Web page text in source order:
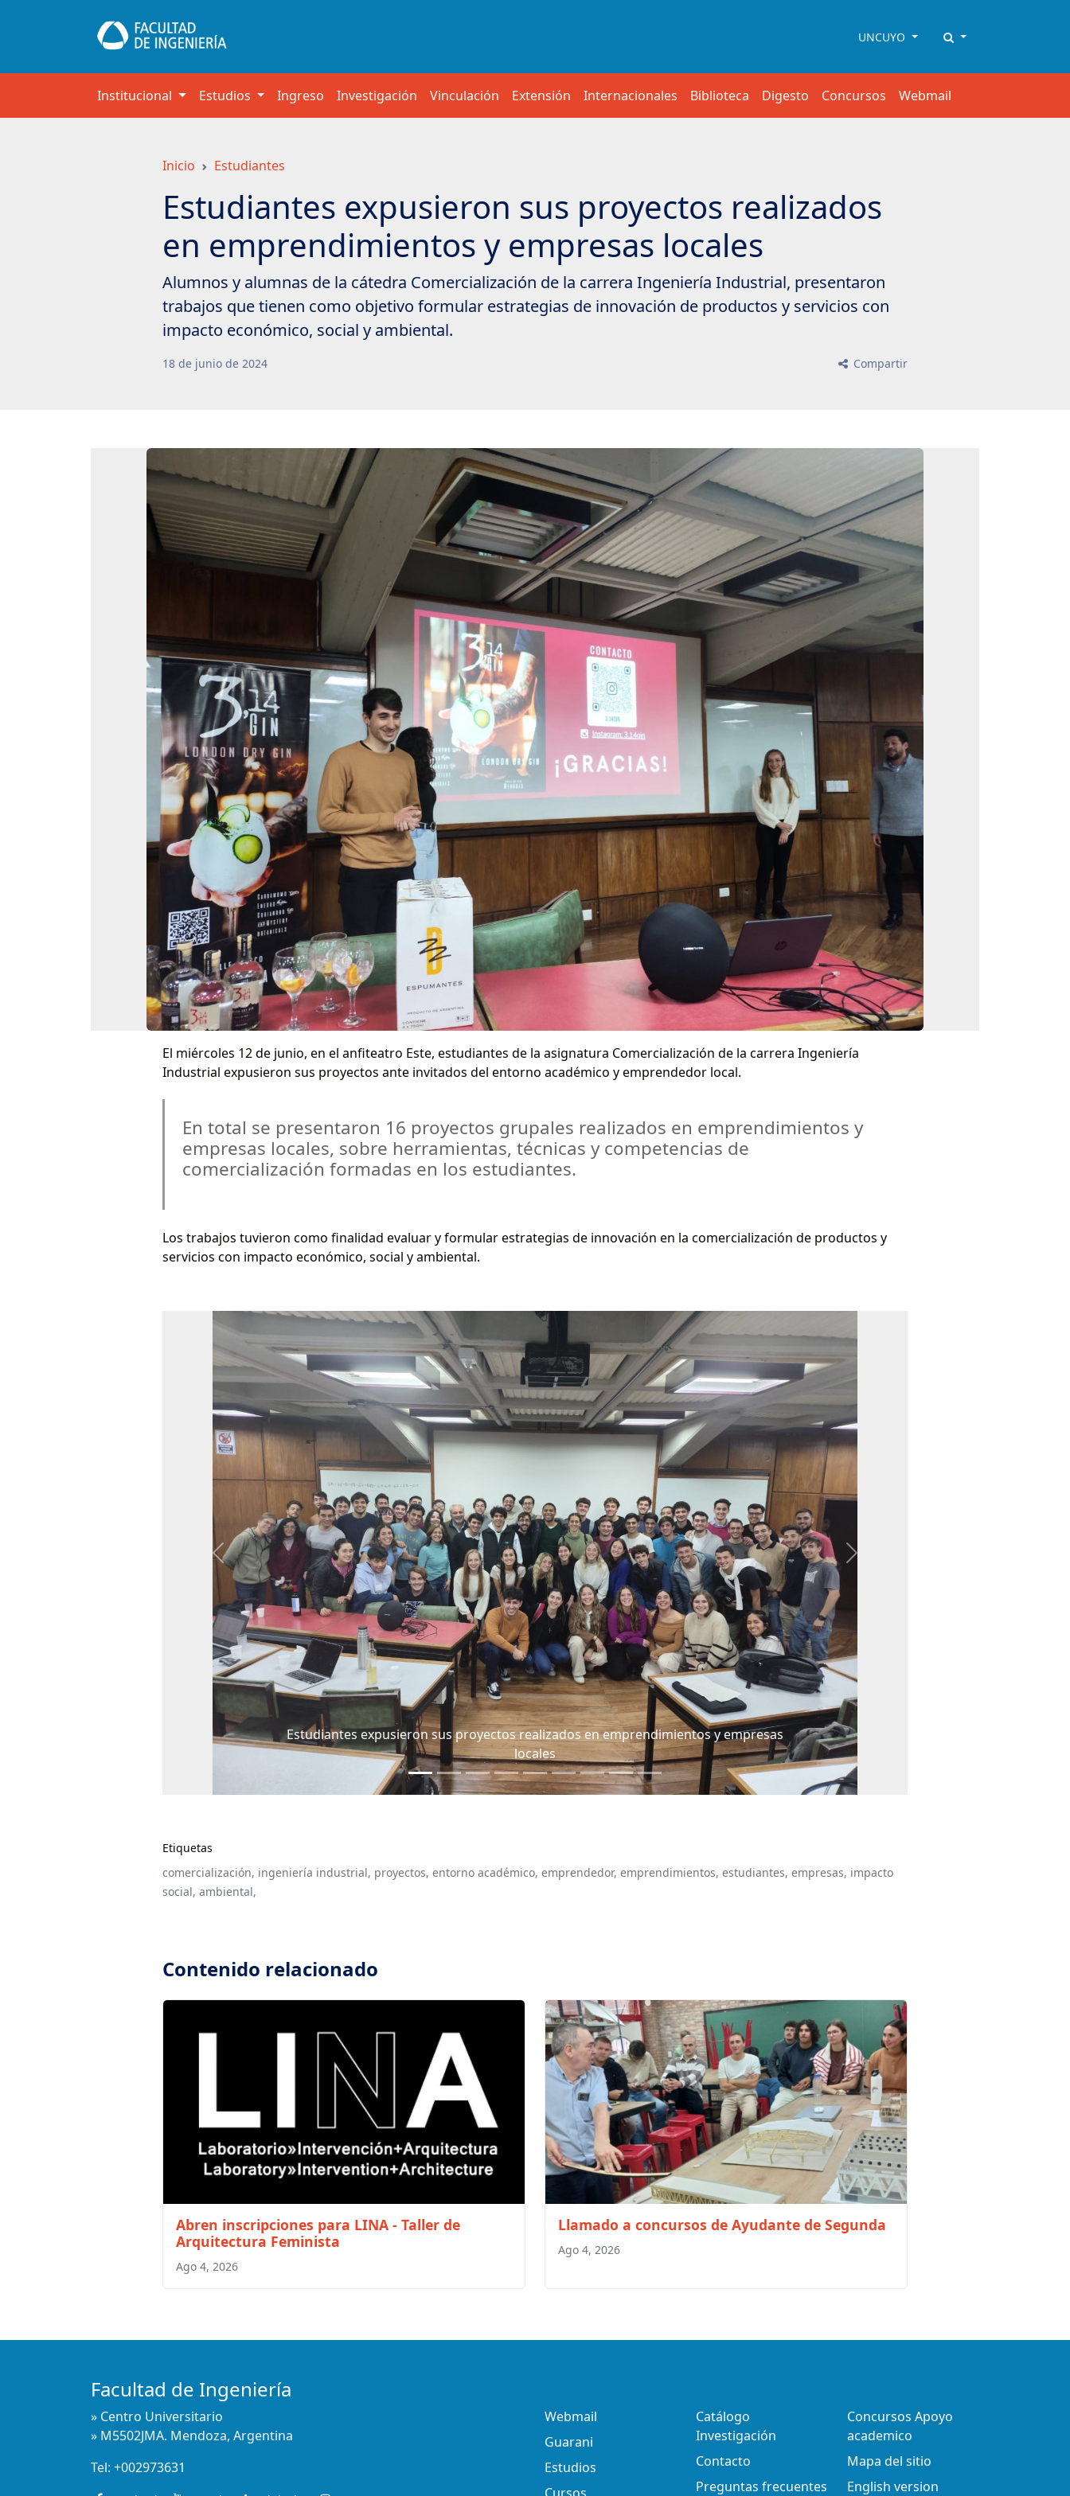
UNCUYO
Institucional Estudios Ingreso Investigación Vinculación Extensión Internacionales Biblioteca Digesto Concursos Webmail
Inicio Estudiantes
Estudiantes expusieron sus proyectos realizados
en emprendimientos y empresas locales
Alumnos y alumnas de la cátedra Comercialización de la carrera Ingeniería Industrial, presentaron
trabajos que tienen como objetivo formular estrategias de innovación de productos y servicios con
impacto económico, social y ambiental.
18 de junio de 2024 Compartir
El miércoles 12 de junio, en el anfiteatro Este, estudiantes de la asignatura Comercialización de la carrera Ingeniería
Industrial expusieron sus proyectos ante invitados del entorno académico y emprendedor local.
En total se presentaron 16 proyectos grupales realizados en emprendimientos y
empresas locales, sobre herramientas, técnicas y competencias de
comercialización formadas en los estudiantes.
Los trabajos tuvieron como finalidad evaluar y formular estrategias de innovación en la comercialización de productos y
servicios con impacto económico, social y ambiental.
Estudiantes expusieron sus proyectos realizados en emprendimientos y empresas
locales
Previous Next
Etiquetas
comercialización, ingeniería industrial, proyectos, entorno académico, emprendedor, emprendimientos, estudiantes, empresas, impacto
social, ambiental,
Contenido relacionado
Abren inscripciones para LINA - Taller de
Arquitectura Feminista
Ago 4, 2026
Llamado a concursos de Ayudante de Segunda
Ago 4, 2026
Facultad de Ingeniería
» Centro Universitario
» M5502JMA. Mendoza, Argentina
Tel: +002973631
Webmail
Guarani
Estudios
Catálogo
Investigación
Contacto
Preguntas frecuentes
Concursos Apoyo
academico
Mapa del sitio
English version